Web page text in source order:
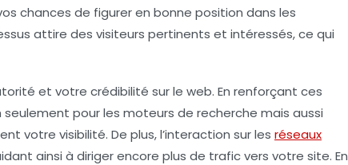
chances de figurer en bonne position dans les
attire des visiteurs pertinents et intéressés, ce qui
et votre crédibilité sur le web. En renforçant ces
pour les moteurs de recherche mais aussi
votre visibilité. De plus, l’interaction sur les réseaux
ainsi à diriger encore plus de trafic vers votre site. En